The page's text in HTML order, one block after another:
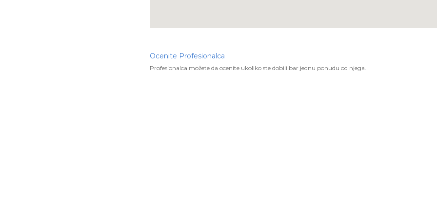
Ocenite Profesionalca
Profesionalca možete da ocenite ukoliko ste dobili bar jednu ponudu od njega.